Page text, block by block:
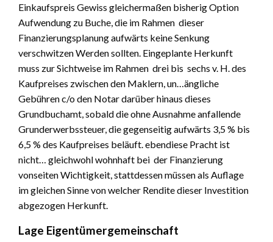
Einkaufspreis Gewiss gleichermaßen bisherig Option
Aufwendung zu Buche, die im Rahmen dieser
Finanzierungsplanung aufwärts keine Senkung
verschwitzen Werden sollten. Eingeplante Herkunft
muss zur Sichtweise im Rahmen drei bis sechs v. H. des
Kaufpreises zwischen den Maklern, un…ängliche
Gebühren c/o den Notar darüber hinaus dieses
Grundbuchamt, sobald die ohne Ausnahme anfallende
Grunderwerbssteuer, die gegenseitig aufwärts 3,5 % bis
6,5 % des Kaufpreises beläuft. ebendiese Pracht ist
nicht… gleichwohl wohnhaft bei der Finanzierung
vonseiten Wichtigkeit, stattdessen müssen als Auflage
im gleichen Sinne von welcher Rendite dieser Investition
abgezogen Herkunft.
Lage Eigentümergemeinschaft